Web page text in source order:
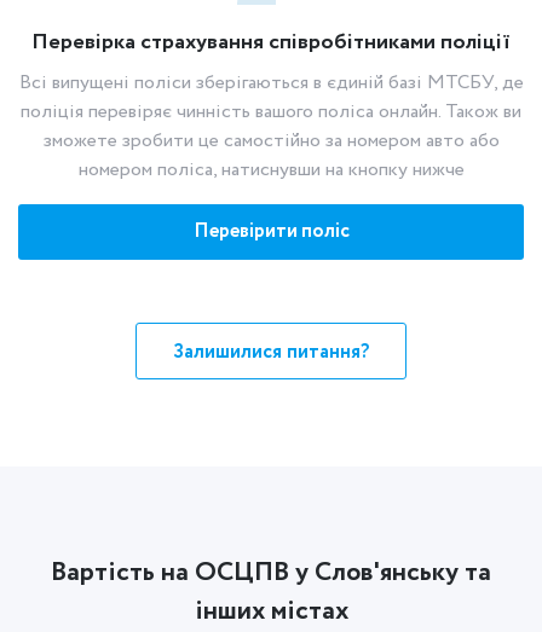
Перевірка страхування співробітниками поліції
Всі випущені поліси зберігаються в єдиній базі МТСБУ, де
поліція перевіряє чинність вашого поліса онлайн. Також ви
зможете зробити це самостійно за номером авто або
номером поліса, натиснувши на кнопку нижче
Перевірити поліс
Залишилися питання?
Вартість на ОСЦПВ у Слов'янську та
інших містах